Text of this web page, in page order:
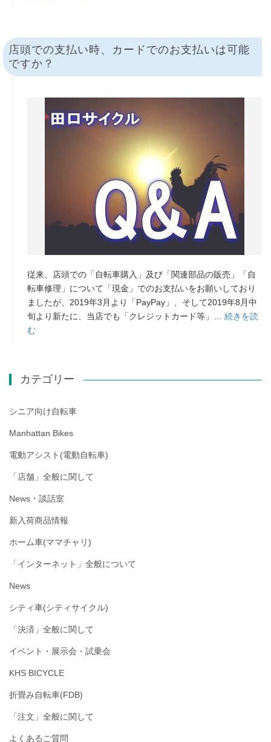
店頭での支払い時、カードでのお支払いは可能
ですか？
従来、店頭での「自転車購入」及び「関連部品の販売」「自
転車修理」について「現金」でのお支払いをお願いしており
ましたが、2019年3月より「PayPay」、そして2019年8月中
旬より新たに、当店でも「クレジットカード等」… 続きを読
む
カテゴリー
シニア向け自転車
Manhattan Bikes
電動アシスト(電動自転車)
「店舗」全般に関して
News・談話室
新入荷商品情報
ホーム車(ママチャリ)
「インターネット」全般について
News
シティ車(シティサイクル)
「決済」全般に関して
イベント・展示会・試乗会
KHS BICYCLE
折畳み自転車(FDB)
「注文」全般に関して
よくあるご質問